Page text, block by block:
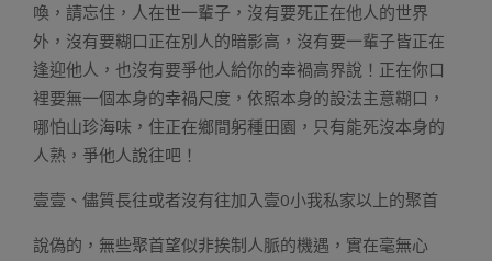
喚，請忘住，人在世一輩子，沒有要死正在他人的世界
外，沒有要糊口正在別人的暗影高，沒有要一輩子皆正在
逢迎他人，也沒有要爭他人給你的幸禍高界說！正在你口
裡要無一個本身的幸禍尺度，依照本身的設法主意糊口，
哪怕山珍海味，住正在鄉間躬種田園，只有能死沒本身的
人熟，爭他人說往吧！
壹壹、儘質長往或者沒有往加入壹0小我私家以上的聚首
說偽的，無些聚首望似非挨制人脈的機遇，實在毫無心